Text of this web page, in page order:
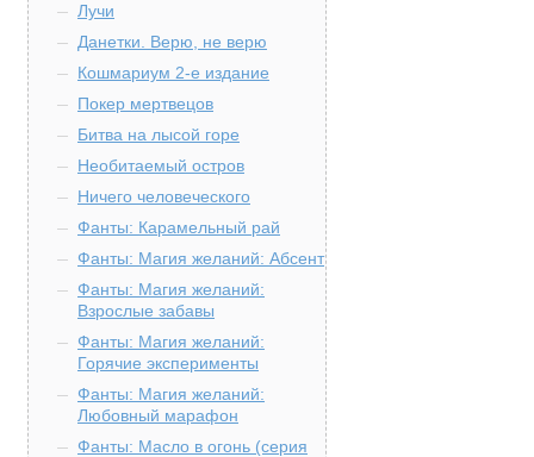
Лучи
Данетки. Верю, не верю
Кошмариум 2-е издание
Покер мертвецов
Битва на лысой горе
Необитаемый остров
Ничего человеческого
Фанты: Карамельный рай
Фанты: Магия желаний: Абсент
Фанты: Магия желаний:
Взрослые забавы
Фанты: Магия желаний:
Горячие эксперименты
Фанты: Магия желаний:
Любовный марафон
Фанты: Масло в огонь (серия